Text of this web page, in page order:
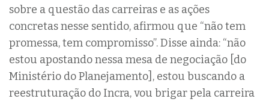
sobre a questão das carreiras e as ações
concretas nesse sentido, afirmou que “não tem
promessa, tem compromisso”. Disse ainda: “não
estou apostando nessa mesa de negociação [do
Ministério do Planejamento], estou buscando a
reestruturação do Incra, vou brigar pela carreira